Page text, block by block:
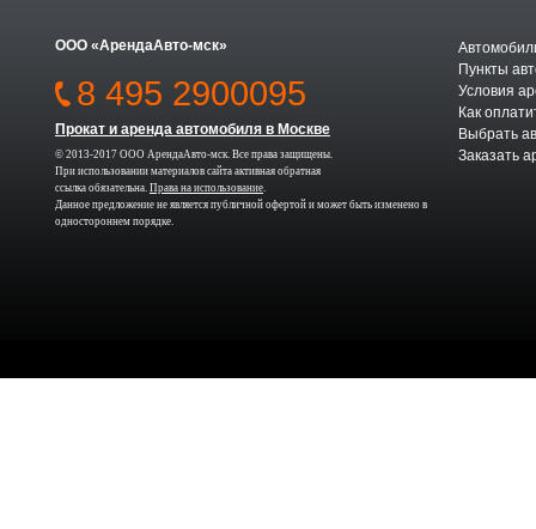
ООО «АрендаАвто-мск»
8 495 2900095
Прокат и аренда автомобиля в Москве
© 2013-2017 ООО АрендаАвто-мск. Все права защищены.
При использовании материалов сайта активная обратная
ссылка обязательна. Права на использование.
Данное предложение не является публичной офертой и может быть изменено в
одностороннем порядке.
Пункты
Условия
Как
Выбрать
Заказать